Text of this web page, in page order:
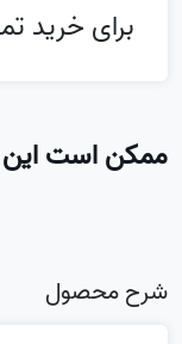
برای خرید
ممکن است این
شرح محصول